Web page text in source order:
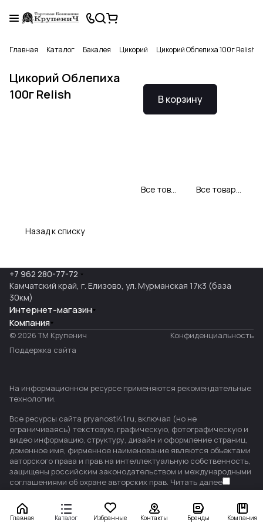
Главная Каталог Бакалея Цикорий Цикорий Облепиха 100г Relish
Цикорий Облепиха
100г Relish
В корзину
Все товары Relish Все товары категории
Назад к списку
Главная Каталог Избранные Контакты Бренды Компания
+7 962 280-77-72
Камчатский край, г. Елизово, ул. Мурманская 17к3 (база
30км)
Интернет-магазин
Компания
© 2026 ТМ Крупенич
Конфиденциальность
Поддержка сайта
На информационном ресурсе применяются рекомендательные
технологии.
Все ресурсы сайта pryanosti41.ru, включая (но не
ограничиваясь) текстовую, графическую, фотографическую и
видео информацию, структуру, дизайн и оформление страниц,
доменное имя, фирменное наименование являются объектами
авторского права и прав на интеллектуальную собственность,
защищены российским законодательством и международными
соглашениями об охране авторских прав. Читать далее